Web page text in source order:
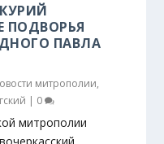
ПОДВОРЬЯ
ПАВЛА
митрополии,
| 0
митрополии